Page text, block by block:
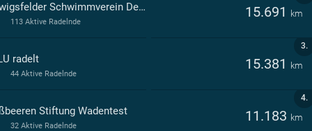
Ludwigsfelder Schwimmverein Delphin 1990 15.691 km
113 Aktive Radelnde
3.
radelt 15.381 km
44 Aktive Radelnde
4.
Stiftung Wadentest 11.183 km
32 Aktive Radelnde